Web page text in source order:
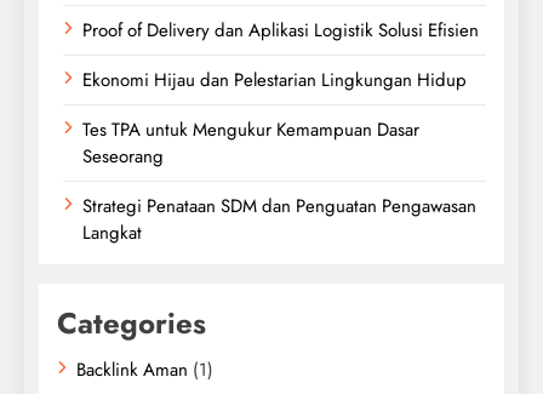
Proof of Delivery dan Aplikasi Logistik Solusi Efisien
Ekonomi Hijau dan Pelestarian Lingkungan Hidup
Tes TPA untuk Mengukur Kemampuan Dasar
Seseorang
Strategi Penataan SDM dan Penguatan Pengawasan
Langkat
Categories
Backlink Aman (1)